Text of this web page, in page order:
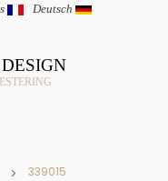
| Deutsch
339015